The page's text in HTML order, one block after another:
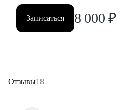
Записаться 8 000 ₽
Отзывы18